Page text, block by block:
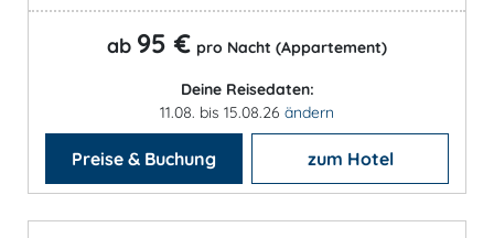
ab 95 € pro Nacht (Appartement)
Deine Reisedaten:
11.08. bis 15.08.26 ändern
Preise & Buchung zum Hotel